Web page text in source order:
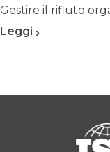
Gestire il rifiuto
Leggi ›